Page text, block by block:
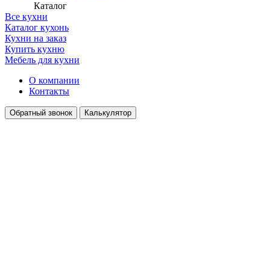
Каталог
Все кухни
Каталог кухонь
Кухни на заказ
Купить кухню
Мебель для кухни
О компании
Контакты
Обратный звонок Калькулятор